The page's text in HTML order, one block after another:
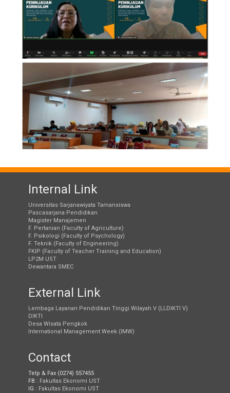
Internal Link
Universitas Sarjanawiyata Tamansiswa
Pascasarjana Pendidikan
Magister Manajemen
F. Pertanian (Faculty of Agriculture)
F. Psikologi (Faculty of Psychology)
F. Teknik (Faculty of Engineering)
FKIP (Faculty of Teacher Training and Education)
LP2M UST
Dewantara SMEC
External Link
Lembaga Layanan Pendidikan Tinggi Wilayah V (LLDIKTI V)
DIKTI
Desa Wisata Pengkok
International Management Week (IMW)
Contact
Telp & Fax (0274) 557455
FB : Fakultas Ekonomi UST
IG : Fakultas Ekonomi UST